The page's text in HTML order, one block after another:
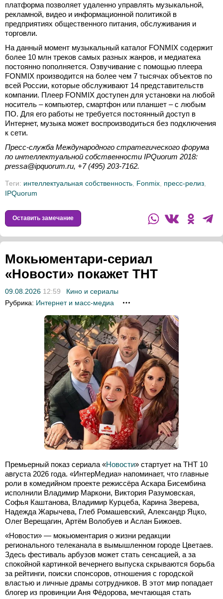
платформа позволяет удаленно управлять музыкальной,
рекламной, видео и информационной политикой в
предприятиях общественного питания, обслуживания и
торговли.
На данный момент музыкальный каталог FONMIX содержит
более 10 млн треков самых разных жанров, и медиатека
постоянно пополняется. Озвучивание с помощью плеера
FONMIX производится на более чем 7 тысячах объектов по
всей России, которые обслуживают 14 представительств
компании. Плеер FONMIX доступен для установки на любой
носитель – компьютер, смартфон или планшет – с любым
ПО. Для его работы не требуется постоянный доступ в
Интернет, музыка может воспроизводиться без подключения
к сети.
Пресс-служба Международного стратегического форума
по интеллектуальной собственности IPQuorum 2018:
pressa@ipquorum.ru, +7 (495) 203-7162.
Теги: интеллектуальная собственность Fonmix пресс-релиз
IPQuorum
Оставить замечание
Мокьюментари-сериал
«Новости» покажет ТНТ
09.08.2026 12:59
Кино и сериалы
Рубрика: Интернет и масс-медиа
Премьерный показ сериала «Новости» стартует на ТНТ 10
августа 2026 года. «ИнтерМедиа» напоминает, что главные
роли в комедийном проекте режиссёра Аскара Бисембина
исполнили Владимир Маркони, Виктория Разумовская,
Софья Каштанова, Владимир Курцеба, Карина Зверева,
Надежда Жарычева, Глеб Ромашевский, Александр Яцко,
Олег Верещагин, Артём Волобуев и Аслан Бижоев.
«Новости» — мокьюментария о жизни редакции
регионального телеканала в вымышленном городе Цветаев.
Здесь фестиваль арбузов может стать сенсацией, а за
спокойной картинкой вечернего выпуска скрываются борьба
за рейтинги, поиски спонсоров, отношения с городской
властью и личные драмы сотрудников. В этот мир попадает
блогер из провинции Аня Фёдорова, мечтающая стать